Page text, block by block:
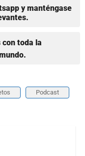
y manténgase
toda la
Podcast